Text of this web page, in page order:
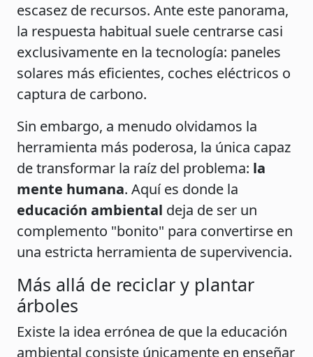
escasez de recursos. Ante este panorama,
la respuesta habitual suele centrarse casi
exclusivamente en la tecnología: paneles
solares más eficientes, coches eléctricos o
captura de carbono.
Sin embargo, a menudo olvidamos la
herramienta más poderosa, la única capaz
de transformar la raíz del problema: la
mente humana. Aquí es donde la
educación ambiental deja de ser un
complemento "bonito" para convertirse en
una estricta herramienta de supervivencia.
Más allá de reciclar y plantar
árboles
Existe la idea errónea de que la educación
ambiental consiste únicamente en enseñar